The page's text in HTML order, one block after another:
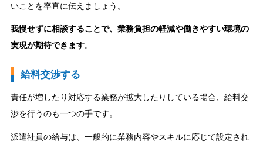
いことを率直に伝えましょう。
我慢せずに相談することで、業務負担の軽減や働きやすい環境の
実現が期待できます。
給料交渉する
責任が増したり対応する業務が拡大したりしている場合、給料交
渉を行うのも一つの手です。
派遣社員の給与は、一般的に業務内容やスキルに応じて設定され